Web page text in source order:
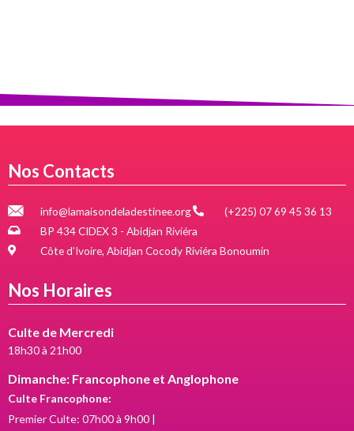
Nos Contacts
info@lamaisondeladestinee.org
(+225) 07 69 45 36 13
BP 434 CIDEX 3 - Abidjan Riviéra
Côte d'Ivoire, Abidjan Cocody Riviéra Bonoumin
Nos Horaires
Culte de Mercredi
18h30 à 21h00
Dimanche: Francophone et Anglophone
Culte Francophone:
Premier Culte: 07h00 à 9h00 |